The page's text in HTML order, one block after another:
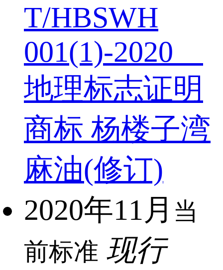
T/HBSWH
001(1)-2020
地理标志证明
商标 杨楼子湾
麻油(修订)
2020年11月 当
前标准 现行